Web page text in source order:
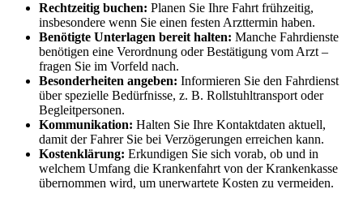
Rechtzeitig buchen: Planen Sie Ihre Fahrt frühzeitig,
insbesondere wenn Sie einen festen Arzttermin haben.
Benötigte Unterlagen bereit halten: Manche Fahrdienste
benötigen eine Verordnung oder Bestätigung vom Arzt –
fragen Sie im Vorfeld nach.
Besonderheiten angeben: Informieren Sie den Fahrdienst
über spezielle Bedürfnisse, z. B. Rollstuhltransport oder
Begleitpersonen.
Kommunikation: Halten Sie Ihre Kontaktdaten aktuell,
damit der Fahrer Sie bei Verzögerungen erreichen kann.
Kostenklärung: Erkundigen Sie sich vorab, ob und in
welchem Umfang die Krankenfahrt von der Krankenkasse
übernommen wird, um unerwartete Kosten zu vermeiden.